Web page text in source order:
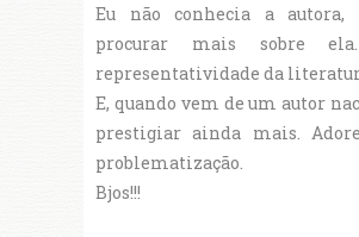
Eu não conhecia a
procurar mais sobre
representatividade da
E, quando vem de um autor
prestigiar ainda mais.
problematização.
Bjos!!!